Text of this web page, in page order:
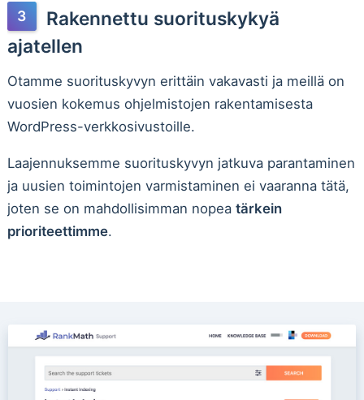
Rakennettu suorituskykyä
ajatellen
Otamme suorituskyvyn erittäin vakavasti ja meillä on
vuosien kokemus ohjelmistojen rakentamisesta
WordPress-verkkosivustoille.
Laajennuksemme suorituskyvyn jatkuva parantaminen
ja uusien toimintojen varmistaminen ei vaaranna tätä,
joten se on mahdollisimman nopea tärkein
prioriteettimme.